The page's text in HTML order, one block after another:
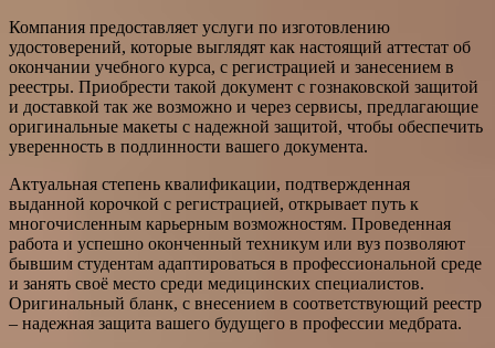
Компания предоставляет услуги по изготовлению
удостоверений, которые выглядят как настоящий аттестат об
окончании учебного курса, с регистрацией и занесением в
реестры. Приобрести такой документ с гознаковской защитой
и доставкой так же возможно и через сервисы, предлагающие
оригинальные макеты с надежной защитой, чтобы обеспечить
уверенность в подлинности вашего документа.
Актуальная степень квалификации, подтвержденная
выданной корочкой с регистрацией, открывает путь к
многочисленным карьерным возможностям. Проведенная
работа и успешно оконченный техникум или вуз позволяют
бывшим студентам адаптироваться в профессиональной среде
и занять своё место среди медицинских специалистов.
Оригинальный бланк, с внесением в соответствующий реестр
– надежная защита вашего будущего в профессии медбрата.